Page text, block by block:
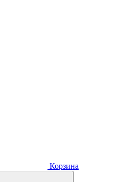
Корзина